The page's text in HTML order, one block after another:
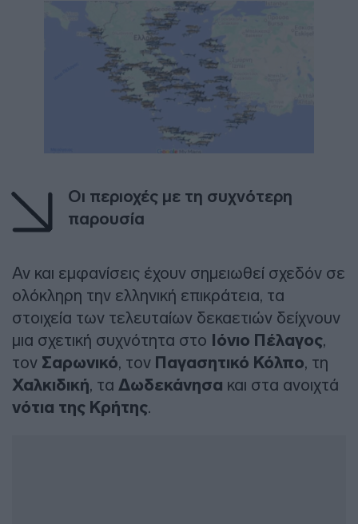
Οι περιοχές με τη συχνότερη
παρουσία
Αν και εμφανίσεις έχουν σημειωθεί σχεδόν σε
ολόκληρη την ελληνική επικράτεια, τα
στοιχεία των τελευταίων δεκαετιών δείχνουν
μια σχετική συχνότητα στο Ιόνιο Πέλαγος
τον Σαρωνικό , τον Παγασητικό Κόλπο , τη
Χαλκιδική , τα Δωδεκάνησα και στα ανοιχτά
νότια της Κρήτης